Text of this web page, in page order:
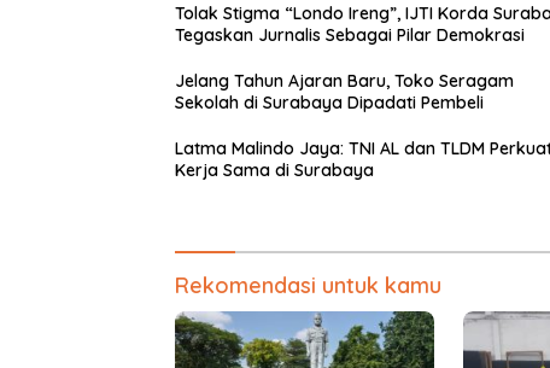
Tolak Stigma “Londo Ireng”, IJTI Korda
Tegaskan Jurnalis Sebagai Pilar Demokrasi
Jelang Tahun Ajaran Baru, Toko Seragam
Sekolah di Surabaya Dipadati Pembeli
Latma Malindo Jaya: TNI AL dan TLDM
Kerja Sama di Surabaya
Rekomendasi untuk kamu